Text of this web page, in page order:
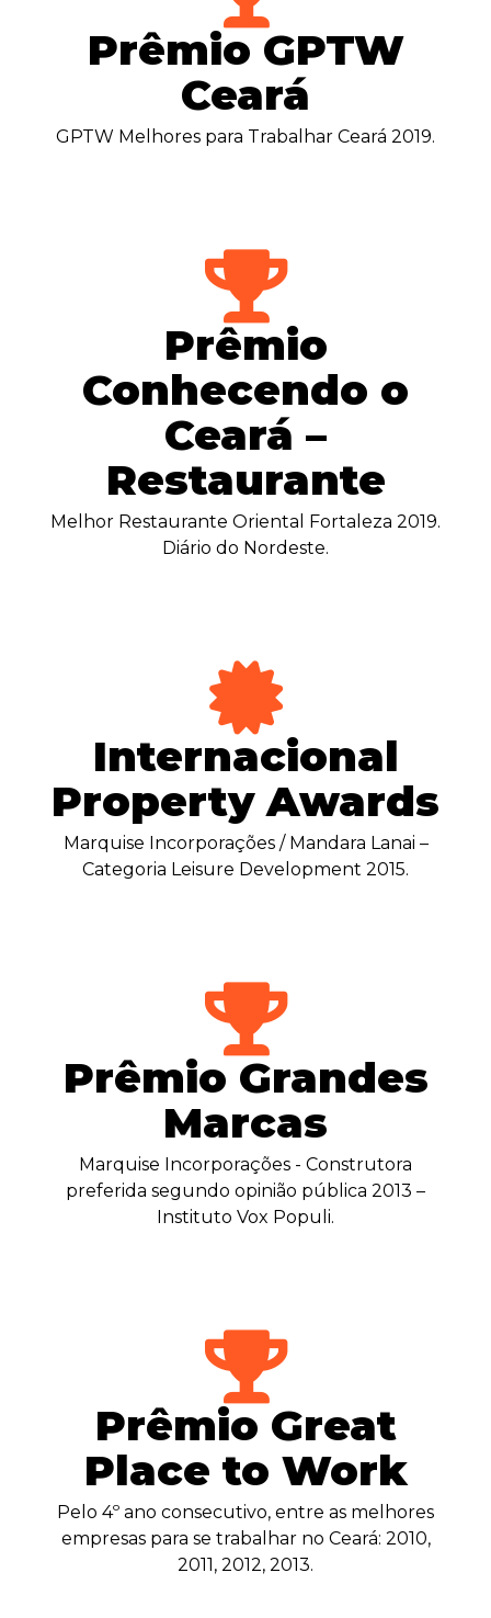
Prêmio GPTW
Ceará
GPTW Melhores para Trabalhar Ceará 2019.
Prêmio
Conhecendo o
Ceará –
Restaurante
Melhor Restaurante Oriental Fortaleza 2019.
Diário do Nordeste.
Internacional
Property Awards
Marquise Incorporações / Mandara Lanai –
Categoria Leisure Development 2015.
Prêmio Grandes
Marcas
Marquise Incorporações - Construtora
preferida segundo opinião pública 2013 –
Instituto Vox Populi.
Prêmio Great
Place to Work
Pelo 4º ano consecutivo, entre as melhores
empresas para se trabalhar no Ceará: 2010,
2011, 2012, 2013.